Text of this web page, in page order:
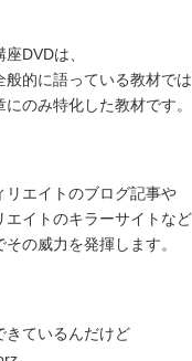
DVDは、
的に語っている教材では
のみ特化した教材です。
リエイトのブログ記事や
エイトのキラーサイトなど
の威力を発揮します。
きているんだけど